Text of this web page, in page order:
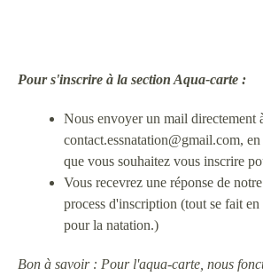
Pour s'inscrire à la section Aqua-carte :
Nous envoyer un mail directement
contact.essnatation@gmail.com,
que vous souhaitez vous inscrire
Vous recevrez une réponse de
process d'inscription (tout se fait
pour la natation.)
Bon à savoir : Pour l'aqua-carte, nous